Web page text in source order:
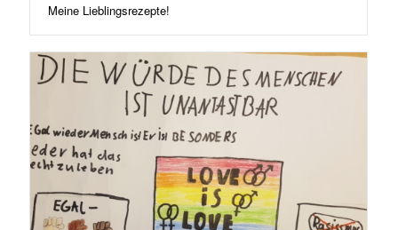
Meine Lieblingsrezepte!